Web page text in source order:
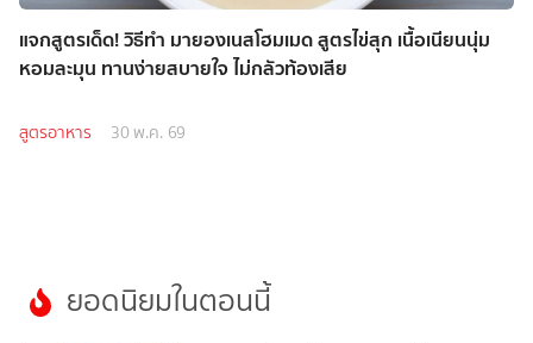
แจกสูตรเด็ด! วิธีทำ มายองเนสโฮมเมด สูตรไข่สุก เนื้อเนียนนุ่ม
หอมละมุน ทานง่ายสบายใจ ไม่กลัวท้องเสีย
สูตรอาหาร 30 พ.ค. 69
ยอดนิยมในตอนนี้